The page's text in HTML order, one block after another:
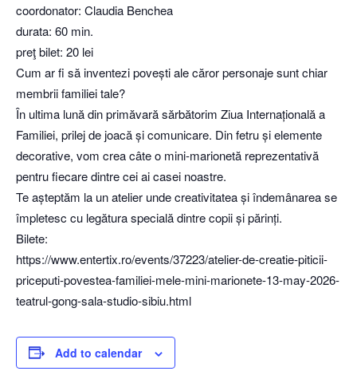
coordonator: Claudia Benchea
durata: 60 min.
preţ bilet: 20 lei
Cum ar fi să inventezi povești ale căror personaje sunt chiar
membrii familiei tale?
În ultima lună din primăvară sărbătorim Ziua Internațională a
Familiei, prilej de joacă și comunicare. Din fetru și elemente
decorative, vom crea câte o mini-marionetă reprezentativă
pentru fiecare dintre cei ai casei noastre.
Te așteptăm la un atelier unde creativitatea și îndemânarea se
împletesc cu legătura specială dintre copii și părinți.
Bilete:
https://www.entertix.ro/events/37223/atelier-de-creatie-piticii-
priceputi-povestea-familiei-mele-mini-marionete-13-may-2026-
teatrul-gong-sala-studio-sibiu.html
Add to calendar